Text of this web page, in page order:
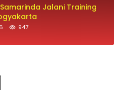
Jalani Training
947